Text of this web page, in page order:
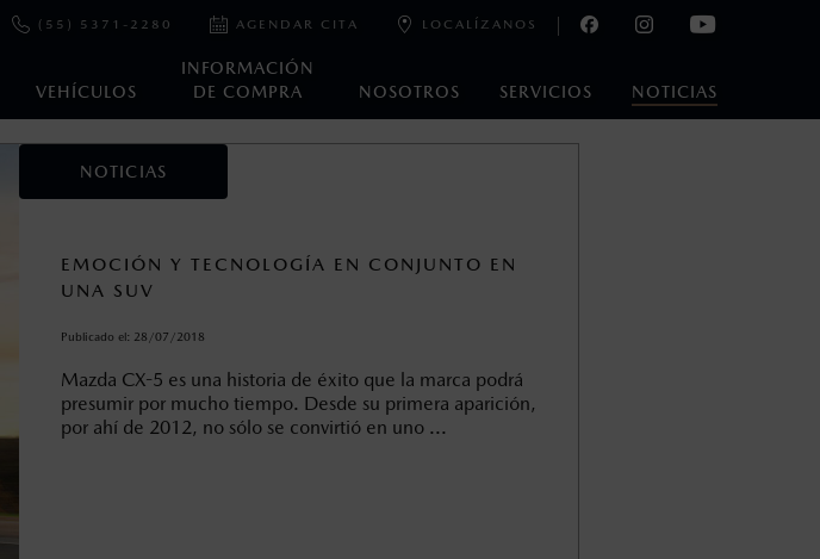
VEHÍCULOS
INFORMACIÓN
DE COMPRA
NOSOTROS SERVICIOS NOTICIAS
(55) 5371-2280 AGENDAR CITA LOCALÍZANOS
EMOCIÓN Y TECNOLOGÍA EN CONJUNTO EN
UNA SUV
Publicado el: 28/07/2018
Mazda CX-5 es una historia de éxito que la marca podrá
presumir por mucho tiempo. Desde su primera aparición,
por ahí de 2012, no sólo se convirtió en uno ...
NOTICIAS
al consumidor.